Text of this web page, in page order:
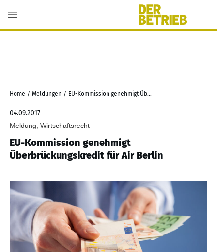
Home / Meldungen / EU-Kommission genehmigt Überbrückungskredit für Air Berlin
04.09.2017
Meldung, Wirtschaftsrecht
EU-Kommission genehmigt
Überbrückungskredit für Air Berlin